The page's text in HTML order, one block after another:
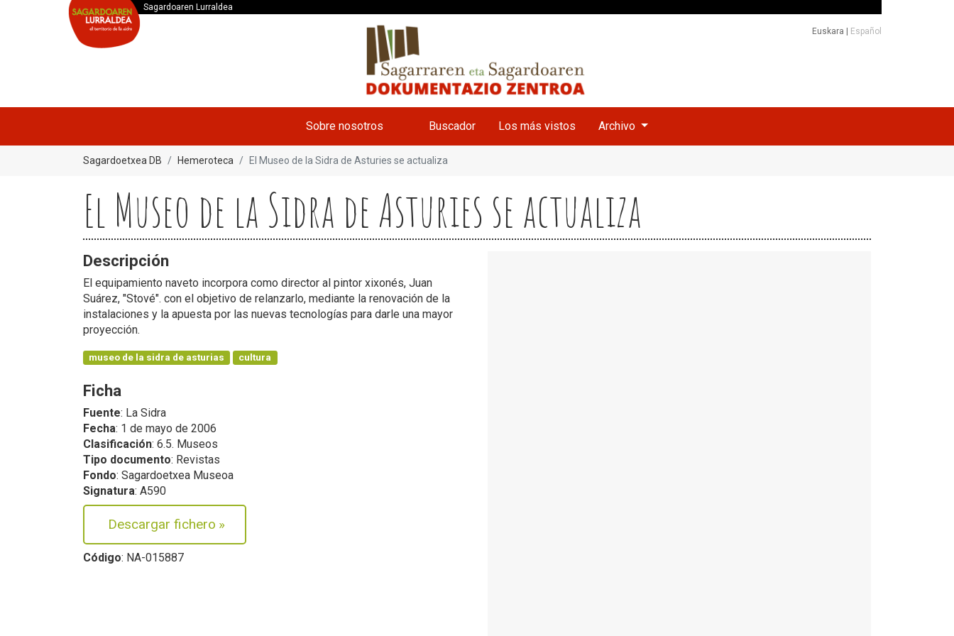
Sagardoaren Lurraldea
Euskara Español
Sobre nosotros Buscador Los más vistos Archivo
Sagardoetxea DB Hemeroteca El Museo de la Sidra de Asturies se actualiza
El Museo de la Sidra de Asturies se actualiza
Descripción
El equipamiento naveto incorpora como director al pintor xixonés, Juan
Suárez, "Stové". con el objetivo de relanzarlo, mediante la renovación de la
instalaciones y la apuesta por las nuevas tecnologías para darle una mayor
proyección.
museo de la sidra de asturias cultura
Ficha
Fuente: La Sidra
Fecha: 1 de mayo de 2006
Clasificación: 6.5. Museos
Tipo documento: Revistas
Fondo: Sagardoetxea Museoa
Signatura: A590
Descargar fichero »
Código: NA-015887